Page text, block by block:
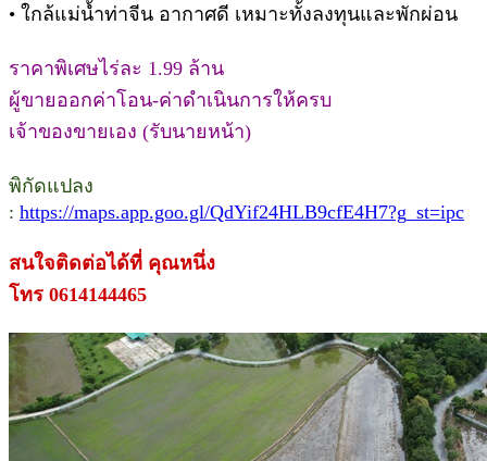
• ใกล้แม่น้ำท่าจีน อากาศดี เหมาะทั้งลงทุนและพักผ่อน
ราคาพิเศษไร่ละ 1.99 ล้าน
ผู้ขายออกค่าโอน-ค่าดำเนินการให้ครบ
เจ้าของขายเอง (รับนายหน้า)
พิกัดแปลง
: https://maps.app.goo.gl/QdYif24HLB9cfE4H7?g_st=ipc
สนใจติดต่อได้ที่ คุณหนึ่ง
โทร 0614144465